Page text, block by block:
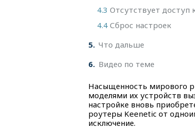
4.3 Отсутствует доступ
4.4 Сброс настроек
5 Что дальше
6 Видео по теме
Насыщенность мирового
моделями их устройств
настройке вновь
роутеры Keenetic от
исключение.